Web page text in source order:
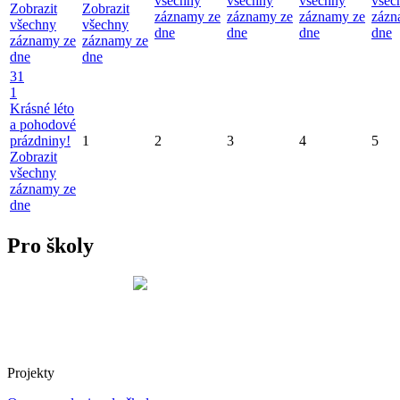
Zobrazit
všechny
záznamy ze
dne
Zobrazit
všechny
záznamy ze
dne
záznamy ze
dne
záznamy ze
dne
záznamy ze
dne
dne
31
1
Krásné léto
a pohodové
prázdniny!
Zobrazit
všechny
záznamy ze
dne
1 2 3 4 5
Pro školy
Projekty